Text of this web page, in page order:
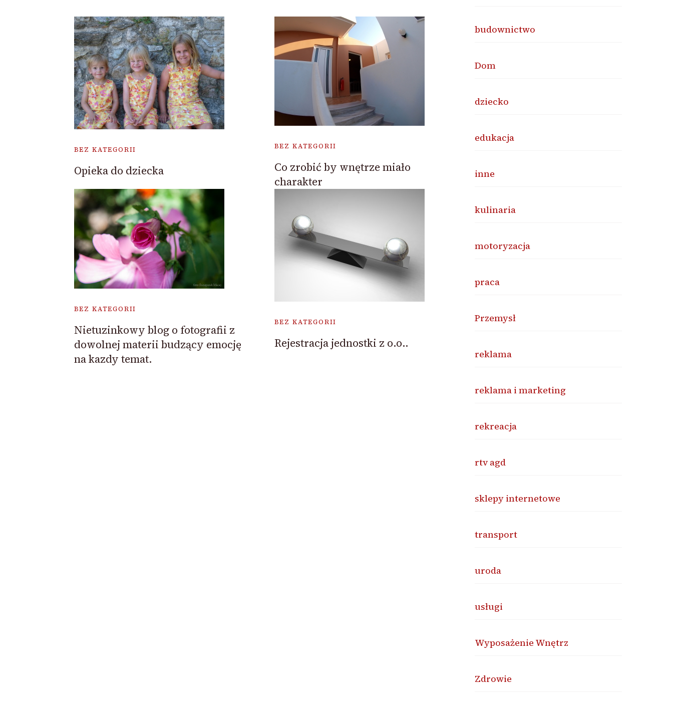
BEZ KATEGORII
Opieka do dziecka
BEZ KATEGORII
Co zrobić by wnętrze miało
charakter
BEZ KATEGORII
Nietuzinkowy blog o fotografii z
dowolnej materii budzący emocję
na kazdy temat.
BEZ KATEGORII
Rejestracja jednostki z o.o..
budownictwo
Dom
dziecko
edukacja
inne
kulinaria
motoryzacja
praca
Przemysł
reklama
reklama i marketing
rekreacja
rtv agd
sklepy internetowe
transport
uroda
usługi
Wyposażenie Wnętrz
Zdrowie